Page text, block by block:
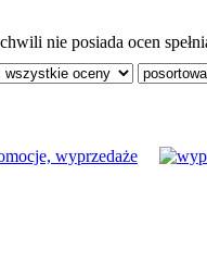
nie posiada ocen